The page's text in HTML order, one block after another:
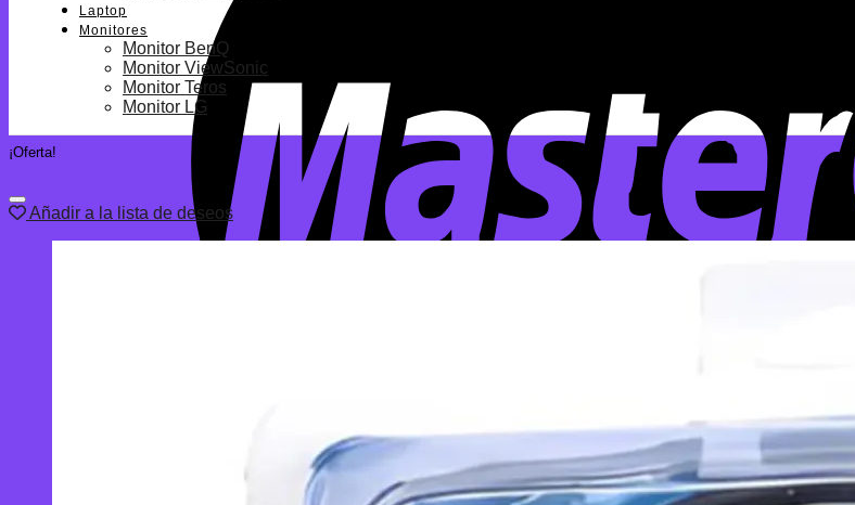
Laptop
Monitores
Monitor BenQ
Monitor ViewSonic
Monitor Teros
Monitor LG
¡Oferta!
Añadir a la lista de deseos